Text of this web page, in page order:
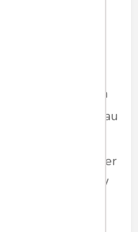
buzzer
(bahkan
‘kan sudah ada
sungguh naif. Kalau
Dewan Pers
Pers, buzzer
buzzer SJW